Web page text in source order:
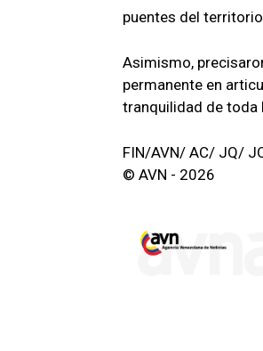
puentes del
Asimismo,
permanente en
tranquilidad de toda
FIN/AVN/ AC/ JQ/
© AVN - 2026